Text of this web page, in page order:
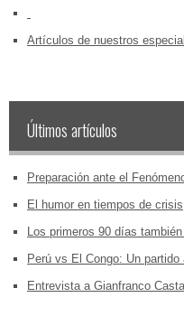
Artículos de nuestros
Últimos artículos
Preparación ante el
El humor en tiempos de crisis
Los primeros 90 días
Perú vs El Congo: Un
Entrevista a Gianfranco